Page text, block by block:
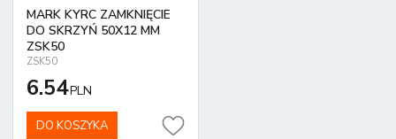
MARK KYRC ZAMKNIĘCIE
DO SKRZYŃ 50X12 MM
ZSK50
ZSK50
6.54PLN
DO KOSZYKA